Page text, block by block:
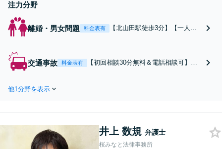
注力分野
離婚・男女問題 料金表有
【北山田駅徒歩3分】【一人ひ
間を掛けて話を伺い、依頼者が
納得のいく交渉を行います【DV
交通事故 料金表有
【初回相談30分無料＆電話相談可】交
士が丁寧にサポートいたします【北山
他1分野を表示
井上 数規 弁護士
桜みなと法律事務所